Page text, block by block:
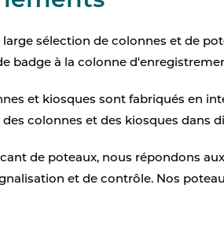
large sélection de colonnes et de
badge à la colonne
et kiosques sont fabriqués en
colonnes et des kiosques dans
de poteaux, nous répondons
et de contrôle. Nos